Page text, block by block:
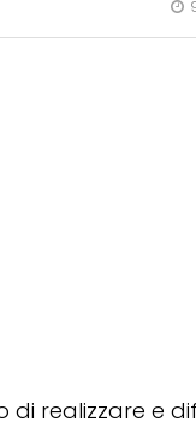
di realizzare e